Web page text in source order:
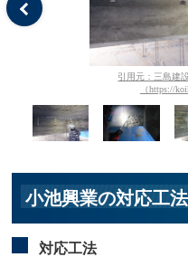
引用元：三島建
（https://
小池興業の対応工
対応工法